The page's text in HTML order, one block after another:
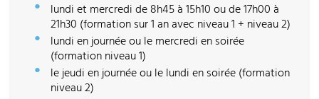
lundi et mercredi de 8h45 à 15h10 ou de 17h00 à
21h30 (formation sur 1 an avec niveau 1 + niveau 2)
lundi en journée ou le mercredi en soirée
(formation niveau 1)
le jeudi en journée ou le lundi en soirée (formation
niveau 2)